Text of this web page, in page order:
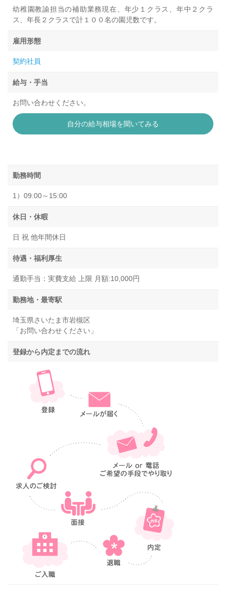
幼稚園教諭担当の補助業務現在、年少１クラス、年中２クラ
ス、年長２クラスで計１００名の園児数です。
雇用形態
契約社員
給与・手当
お問い合わせください。
自分の給与相場を聞いてみる
勤務時間
1）09:00～15:00
休日・休暇
日 祝 他年間休日
待遇・福利厚生
通勤手当：実費支給 上限 月額:10,000円
勤務地・最寄駅
埼玉県さいたま市岩槻区
「お問い合わせください」
登録から内定までの流れ